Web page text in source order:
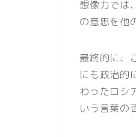
想像力では、
の意思を他
最終的に、
にも政治的
わったロシ
いう言葉の